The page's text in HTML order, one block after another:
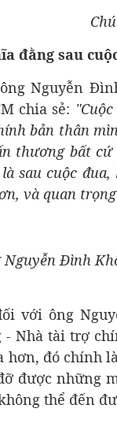
đằng sau
Nguyễn
chia sẻ:
bản thân
thương bất cứ
sau cuộc
và quan
Nguyễn Đình
với ông
- Nhà tài trợ
hơn, đó chính
được những
thể đến